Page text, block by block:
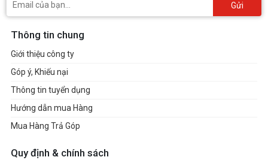
Gửi
Thông tin chung
Giới thiệu công ty
Góp ý, Khiếu nại
Thông tin tuyển dụng
Hướng dẫn mua Hàng
Mua Hàng Trả Góp
Quy định & chính sách